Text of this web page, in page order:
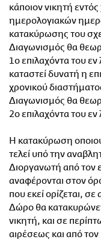
κάποιον νικητή
ημερολογιακών
κατακύρωσης του
Διαγωνισμός θα
1ο επιλαχόντα του εν
καταστεί δυνατή η
χρονικού
Διαγωνισμός θα
2ο επιλαχόντα του
Η κατακύρωση
τελεί υπό την
Διοργανωτή από τον
αναφέρονται στον
που εκεί ορίζεται,
Δώρο θα
νικητή, και σε
αιρέσεως και από